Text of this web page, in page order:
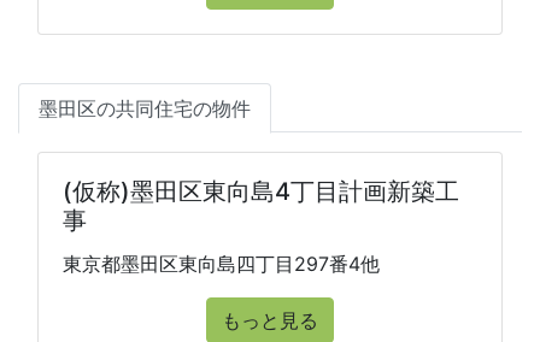
墨田区の共同住宅の物件
(仮称)墨田区東向島4丁目計画新築工
事
東京都墨田区東向島四丁目297番4他
もっと見る